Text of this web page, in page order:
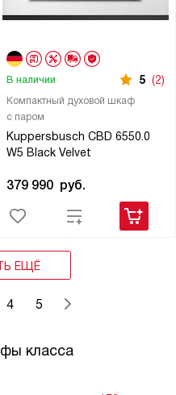
Компактный духовой шкаф
с паром
Kuppersbusch CBD 6550.0
W5 Black Velvet
В наличии 5 (2)
379 990 руб.
ЕЩЁ
4 5
класса